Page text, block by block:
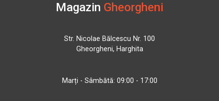
Magazin Gheorgheni
Str. Nicolae Bălcescu Nr. 100
Gheorgheni, Harghita
Marți - Sâmbătă: 09:00 - 17:00